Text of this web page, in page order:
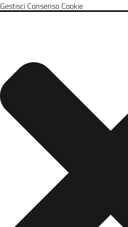
Gestisci Consenso Cookie